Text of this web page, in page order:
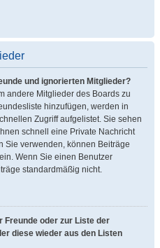
und ignorierten Mitglieder?
andere Mitglieder des Boards zu
hinzufügen, werden in
Zugriff aufgelistet. Sie sehen
schnell eine Private Nachricht
Sie verwenden, können Beiträge
Wenn Sie einen Benutzer
standardmäßig nicht.
Freunde oder zur Liste der
diese wieder aus den Listen